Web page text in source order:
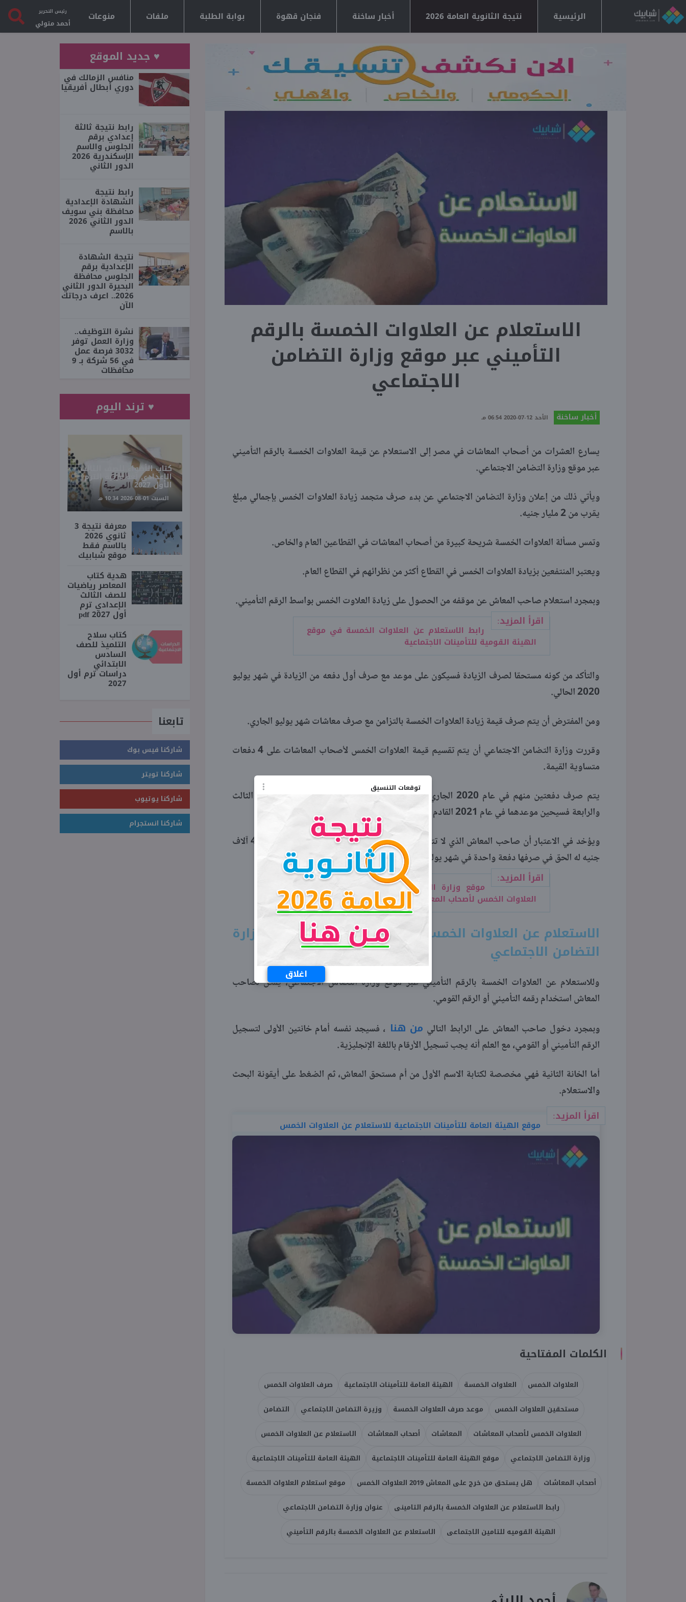
توقعات التنسيق
اغلاق
الرئيسية نتيجة الثانوية العامة 2026 أخبار ساخنة فنجان قهوة بوابة الطلبة ملفات منوعات رئيس التحرير
أحمد متولي
الاستعلام عن العلاوات الخمسة بالرقم
التأميني عبر موقع وزارة التضامن
الاجتماعي
أخبار ساخنة الأحد 12-07-2020 06:54 مـ
يسارع العشرات من أصحاب المعاشات في مصر إلى الاستعلام عن قيمة العلاوات الخمسة بالرقم التأميني
عبر موقع وزارة التضامن الاجتماعي.
ويأتي ذلك من إعلان وزارة التضامن الاجتماعي عن بدء صرف متجمد زيادة العلاوات الخمس بإجمالي مبلغ
يقرب من 2 مليار جنيه.
وتمس مسألة العلاوات الخمسة شريحة كبيرة من أصحاب المعاشات في القطاعين العام والخاص.
ويعتبر المنتفعين بزيادة العلاوات الخمس في القطاع أكثر من نظرائهم في القطاع العام.
وبمجرد استعلام صاحب المعاش عن موقفه من الحصول على زيادة العلاوت الخمس بواسط الرقم التأميني.
اقرأ المزيد:
رابط الاستعلام عن العلاوات الخمسة في موقع
الهيئة القومية للتأمينات الاجتماعية
والتأكد من كونه مستحقا لصرف الزيادة فسيكون على موعد مع صرف أول دفعه من الزيادة في شهر يوليو
2020 الحالي.
ومن المفترض أن يتم صرف قيمة زيادة العلاوات الخمسة بالتزامن مع صرف معاشات شهر يوليو الجاري.
وقررت وزارة التضامن الاجتماعي أن يتم تقسيم قيمة العلاوات الخمس لأصحاب المعاشات على 4 دفعات
متساوية القيمة.
يتم صرف دفعتين منهم في عام 2020 الجاري وتحديدا في شهري يوليو وأكتوبر، أما الدفعتين الثالث
والرابعة فسيحين موعدهما في عام 2021 القادم وتحديدا في شهري يناير وأبريل.
ويؤخد في الاعتبار أن صاحب المعاش الذي لا تتجاوز قيمة زيادة العلاوات الخمسة الخاصة به عن 4 آلاف
جنيه له الحق في صرفها دفعة واحدة في شهر يوليو 2020.
اقرأ المزيد:
موقع وزارة التضامن الاجتماعي للاستعلام عن
العلاوات الخمس لأصحاب المعاشات
الاستعلام عن العلاوات الخمسة بالرقم التأميني عبرموقع وزارة
التضامن الاجتماعي
وللاستعلام عن العلاوات الخمسة بالرقم التأميني عبر موقع وزارة التضامن الاجتماعي، يمكن لصاحب
المعاش استخدام رقمه التأميني أو الرقم القومي.
وبمجرد دخول صاحب المعاش على الرابط التالي من هنا ، فسيجد نفسه أمام خانتين الأولى لتسجيل
الرقم التأميني أو القومي، مع العلم أنه يجب تسجيل الأرقام باللغة الإنجليزية.
أما الخانة الثانية فهي مخصصة لكتابة الاسم الأول من أم مستحق المعاش، ثم الضغط على أيقونة البحث
والاستعلام.
اقرأ المزيد:
موقع الهيئة العامة للتأمينات الاجتماعية للاستعلام عن العلاوات الخمس
الكلمات المفتاحية
العلاوات الخمس العلاوات الخمسة الهيئة العامة للتأمينات الاجتماعية
صرف العلاوات الخمس
مستحقين العلاوات الخمس
موعد صرف العلاوات الخمسة وزيرة التضامن الاجتماعي
التضامن
العلاوات الخمس لأصحاب المعاشات
المعاشات أصحاب المعاشات
الاستعلام عن العلاوات الخمس
وزارة التضامن الاجتماعي
موقع الهيئة العامة للتأمينات الاجتماعية
الهيئة العامة للتأمينات الاجتماعية
أصحاب المعاشات
هل يستحق من خرج على المعاش 2019 العلاوات الخمس
موقع استعلام العلاوات الخمسة
رابط الاستعلام عن العلاوات الخمسة بالرقم التامينى
عنوان وزارة التضامن الاجتماعي
الهيئة القوميه للتامين الاجتماعى
الاستعلام عن العلاوات الخمسة بالرقم التأميني
♥ جديد الموقع
منافس الزمالك في
دوري أبطال أفريقيا
رابط نتيجة ثالثة
إعدادي برقم
الجلوس والاسم
الإسكندرية 2026
الدور الثاني
رابط نتيجة
الشهادة الإعدادية
محافظة بني سويف
الدور الثاني 2026
بالاسم
نتيجة الشهادة
الإعدادية برقم
الجلوس محافظة
البحيرة الدور الثاني
2026.. اعرف درجاتك
الآن
نشرة التوظيف..
وزارة العمل توفر
3032 فرصة عمل
في 56 شركة بـ 9
محافظات
♥ ترند اليوم
كتاب الأضواء للصف الثالث
الإعدادي لغة عربية الترم
الأول 2027
السبت 01-08-2026 10:34 مـ
معرفة نتيجة 3
ثانوي 2026
بالاسم فقط
موقع شبابيك
هدية كتاب
المعاصر رياضيات
للصف الثالث
الإعدادي ترم
أول 2027 pdf
كتاب سلاح
التلميذ للصف
السادس
الابتدائي
دراسات ترم أول
2027
تابعنا
شاركنا فيس بوك
شاركنا تويتر
شاركنا يوتيوب
شاركنا انستجرام